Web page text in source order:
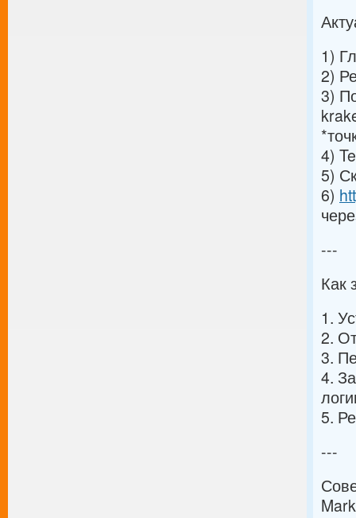
1)
2)
3)
4)
5)
6)
---
Как
1.
2.
3.
4.
5.
---